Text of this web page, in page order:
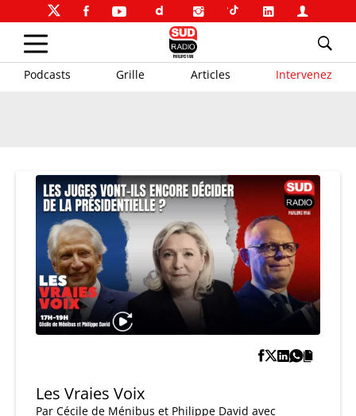
Podcasts Grille Articles Intervenez
Les Vraies Voix
Par Cécile de Ménibus et Philippe David avec